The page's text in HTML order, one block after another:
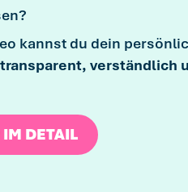
kannst du dein
verständlich
DETAIL